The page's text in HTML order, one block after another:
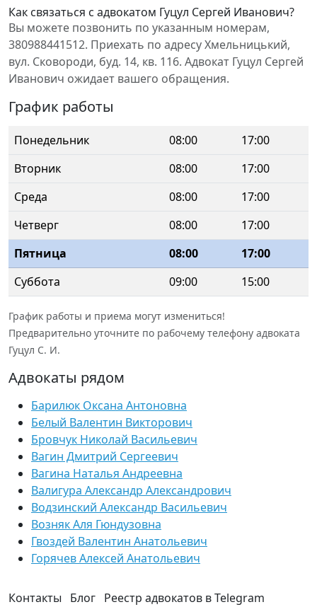
Как связаться с адвокатом Гуцул Сергей Иванович?
Вы можете позвонить по указанным номерам,
380988441512. Приехать по адресу Хмельницький,
вул. Сковороди, буд. 14, кв. 116. Адвокат Гуцул Сергей
Иванович ожидает вашего обращения.
График работы
Понедельник 08:00
17:00
Вторник
08:00
17:00
Среда
08:00
17:00
Четверг
08:00
17:00
Пятница
08:00
17:00
Суббота
09:00 15:00
График работы и приема могут измениться!
Предварительно уточните по рабочему телефону адвоката
Гуцул С. И.
Адвокаты рядом
Барилюк Оксана Антоновна
Белый Валентин Викторович
Бровчук Николай Васильевич
Вагин Дмитрий Сергеевич
Вагина Наталья Андреевна
Валигура Александр Александрович
Водзинский Александр Васильевич
Возняк Аля Гюндузовна
Гвоздей Валентин Анатольевич
Горячев Алексей Анатольевич
Контакты Блог Реестр адвокатов в Telegram